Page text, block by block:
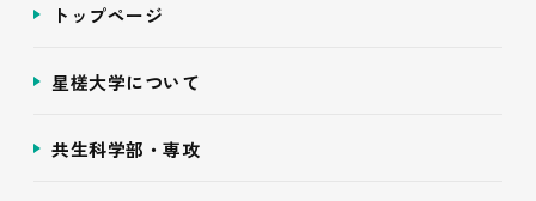
トップページ
星槎大学について
共生科学部・専攻